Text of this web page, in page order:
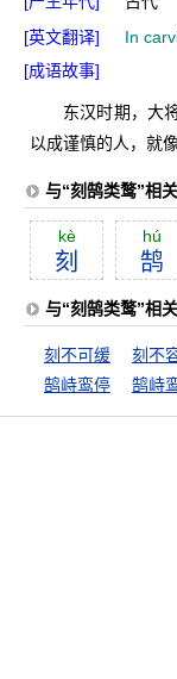
[英文翻译]
In
[成语故事]
东汉时期，大
以成谨慎的人，就
与“刻鹄类鹜”相
kè
刻
hú
鹄
与“刻鹄类鹜”相
刻不可缓 刻不
鹄峙鸾停
鹄峙